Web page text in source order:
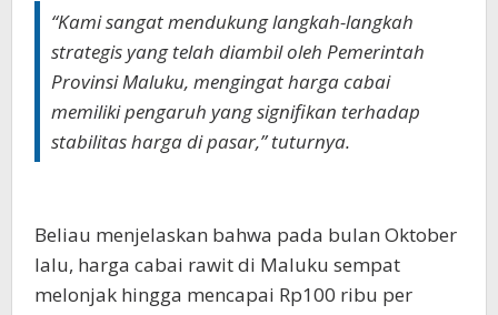
“Kami sangat mendukung langkah-langkah
strategis yang telah diambil oleh Pemerintah
Provinsi Maluku, mengingat harga cabai
memiliki pengaruh yang signifikan terhadap
stabilitas harga di pasar,” tuturnya.
Beliau menjelaskan bahwa pada bulan Oktober
lalu, harga cabai rawit di Maluku sempat
melonjak hingga mencapai Rp100 ribu per